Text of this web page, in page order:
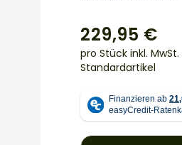
229,95 €
pro Stück inkl. MwSt.
Standardartikel